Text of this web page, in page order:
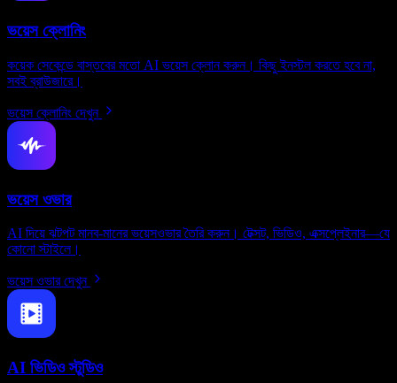
ভয়েস ক্লোনিং
কয়েক সেকেন্ডে বাস্তবের মতো AI ভয়েস ক্লোন করুন। কিছু ইনস্টল করতে হবে না,
সবই ব্রাউজারে।
ভয়েস ক্লোনিং দেখুন
ভয়েস ওভার
AI দিয়ে ঝটপট মানব-মানের ভয়েসওভার তৈরি করুন। টেক্সট, ভিডিও, এক্সপ্লেইনার—যে
কোনো স্টাইলে।
ভয়েস ওভার দেখুন
AI ভিডিও স্টুডিও